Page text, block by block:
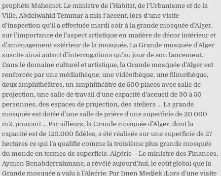
prophète Mahomet. Le ministre de l’Habitat, de l’Urbanisme et de la
Ville, Abdelwahid Temmar a mis l’accent, lors d’une visite
d’inspection qu’il a effectuée mardi soir à la grande mosquée d’Alger,
sur l’importance de l’aspect artistique en matière de décor intérieur et
d’aménagement extérieur de la mosquée. La Grande mosquée d’Alger
suscite ainsi autant d’interrogations qu’au jour de son lancement.
Dans le domaine culturel et artistique, la Grande mosquée d’Alger est
renforcée par une médiathèque, une vidéothèque, une filmothèque,
deux amphithéâtres, un amphithéâtre de 500 places avec salle de
projection, une salle de travail d’une capacité d’accueil de 30 à 50
personnes, des espaces de projection, des ateliers … La grande
mosquée est dotée d'une salle de prière d'une superficie de 20 000
m2, pouvant … Par ailleurs, la Grande mosquée d’Alger, dont la
capacité est de 120.000 fidèles, a été réalisée sur une superficie de 27
hectares ce qui l’a qualifie comme la troisième plus grande mosquée
du monde en termes de superficie. Algérie – Le ministre des Finances,
Aymen Benabderrahmane, a révélé aujourd’hui, le coût global que la
Grande mosquée a valu à l’Algérie. Par Imen Medjek :Lors d’une visite